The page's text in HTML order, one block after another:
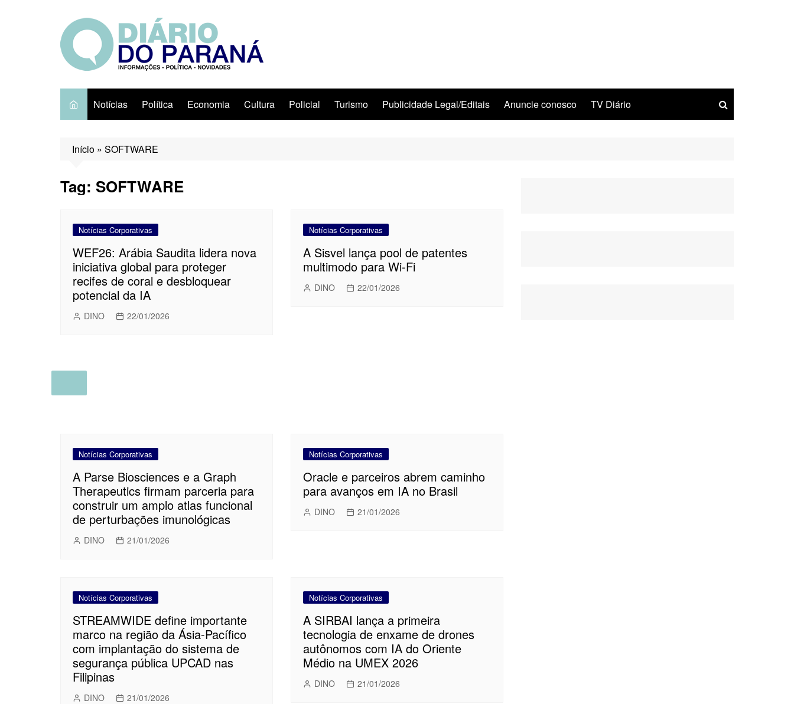
Notícias Política Economia Cultura Policial Turismo Publicidade Legal/Editais Anuncie conosco TV Diário
Início » SOFTWARE
Tag: SOFTWARE
Notícias Corporativas
WEF26: Arábia Saudita lidera nova
iniciativa global para proteger
recifes de coral e desbloquear
potencial da IA
DINO 22/01/2026
Notícias Corporativas
A Sisvel lança pool de patentes
multimodo para Wi-Fi
DINO 22/01/2026
Notícias Corporativas
A Parse Biosciences e a Graph
Therapeutics firmam parceria para
construir um amplo atlas funcional
de perturbações imunológicas
DINO 21/01/2026
Notícias Corporativas
Oracle e parceiros abrem caminho
para avanços em IA no Brasil
DINO 21/01/2026
Notícias Corporativas
STREAMWIDE define importante
marco na região da Ásia-Pacífico
com implantação do sistema de
segurança pública UPCAD nas
Filipinas
DINO 21/01/2026
Notícias Corporativas
A SIRBAI lança a primeira
tecnologia de enxame de drones
autônomos com IA do Oriente
Médio na UMEX 2026
DINO 21/01/2026